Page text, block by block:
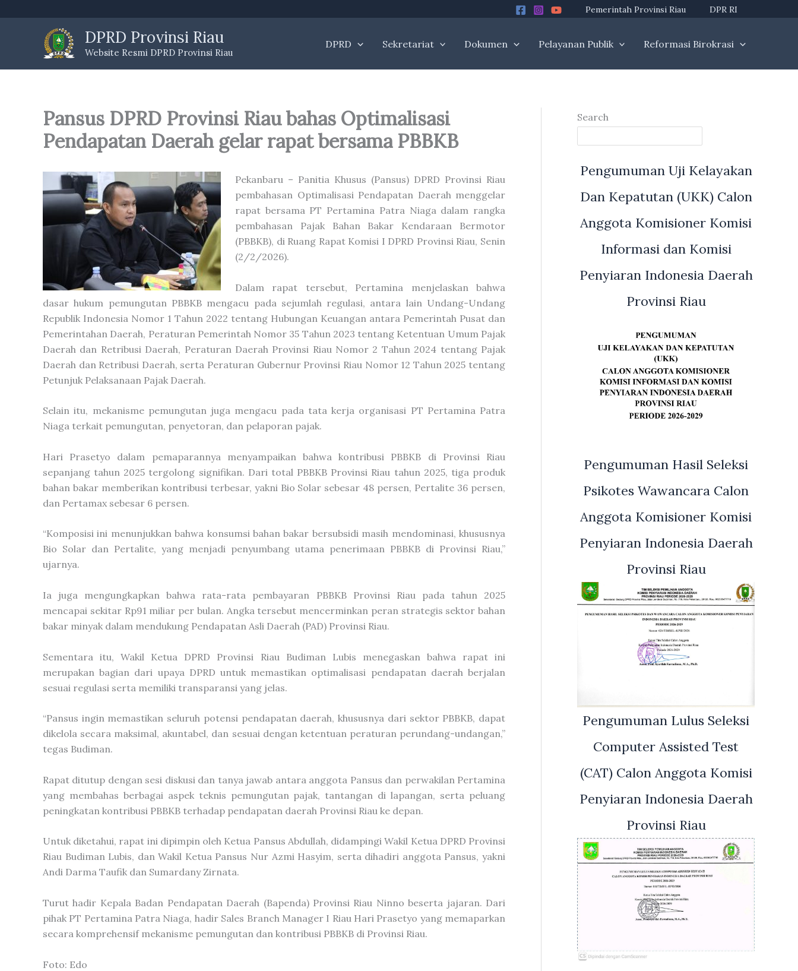
Pemerintah Provinsi Riau DPR RI
DPRD Provinsi Riau
Website Resmi DPRD Provinsi Riau
DPRD Sekretariat Dokumen Pelayanan Publik Reformasi Birokrasi
Pansus DPRD Provinsi Riau bahas Optimalisasi
Pendapatan Daerah gelar rapat bersama PBBKB
Pekanbaru – Panitia Khusus (Pansus) DPRD Provinsi Riau
pembahasan Optimalisasi Pendapatan Daerah menggelar
rapat bersama PT Pertamina Patra Niaga dalam rangka
pembahasan Pajak Bahan Bakar Kendaraan Bermotor
(PBBKB), di Ruang Rapat Komisi I DPRD Provinsi Riau, Senin
(2/2/2026).
Dalam rapat tersebut, Pertamina menjelaskan bahwa
dasar hukum pemungutan PBBKB mengacu pada sejumlah regulasi, antara lain Undang-Undang
Republik Indonesia Nomor 1 Tahun 2022 tentang Hubungan Keuangan antara Pemerintah Pusat dan
Pemerintahan Daerah, Peraturan Pemerintah Nomor 35 Tahun 2023 tentang Ketentuan Umum Pajak
Daerah dan Retribusi Daerah, Peraturan Daerah Provinsi Riau Nomor 2 Tahun 2024 tentang Pajak
Daerah dan Retribusi Daerah, serta Peraturan Gubernur Provinsi Riau Nomor 12 Tahun 2025 tentang
Petunjuk Pelaksanaan Pajak Daerah.
Selain itu, mekanisme pemungutan juga mengacu pada tata kerja organisasi PT Pertamina Patra
Niaga terkait pemungutan, penyetoran, dan pelaporan pajak.
Hari Prasetyo dalam pemaparannya menyampaikan bahwa kontribusi PBBKB di Provinsi Riau
sepanjang tahun 2025 tergolong signifikan. Dari total PBBKB Provinsi Riau tahun 2025, tiga produk
bahan bakar memberikan kontribusi terbesar, yakni Bio Solar sebesar 48 persen, Pertalite 36 persen,
dan Pertamax sebesar 6 persen.
“Komposisi ini menunjukkan bahwa konsumsi bahan bakar bersubsidi masih mendominasi, khususnya
Bio Solar dan Pertalite, yang menjadi penyumbang utama penerimaan PBBKB di Provinsi Riau,”
ujarnya.
Ia juga mengungkapkan bahwa rata-rata pembayaran PBBKB Provinsi Riau pada tahun 2025
mencapai sekitar Rp91 miliar per bulan. Angka tersebut mencerminkan peran strategis sektor bahan
bakar minyak dalam mendukung Pendapatan Asli Daerah (PAD) Provinsi Riau.
Sementara itu, Wakil Ketua DPRD Provinsi Riau Budiman Lubis menegaskan bahwa rapat ini
merupakan bagian dari upaya DPRD untuk memastikan optimalisasi pendapatan daerah berjalan
sesuai regulasi serta memiliki transparansi yang jelas.
“Pansus ingin memastikan seluruh potensi pendapatan daerah, khususnya dari sektor PBBKB, dapat
dikelola secara maksimal, akuntabel, dan sesuai dengan ketentuan peraturan perundang-undangan,”
tegas Budiman.
Rapat ditutup dengan sesi diskusi dan tanya jawab antara anggota Pansus dan perwakilan Pertamina
yang membahas berbagai aspek teknis pemungutan pajak, tantangan di lapangan, serta peluang
peningkatan kontribusi PBBKB terhadap pendapatan daerah Provinsi Riau ke depan.
Untuk diketahui, rapat ini dipimpin oleh Ketua Pansus Abdullah, didampingi Wakil Ketua DPRD Provinsi
Riau Budiman Lubis, dan Wakil Ketua Pansus Nur Azmi Hasyim, serta dihadiri anggota Pansus, yakni
Andi Darma Taufik dan Sumardany Zirnata.
Turut hadir Kepala Badan Pendapatan Daerah (Bapenda) Provinsi Riau Ninno beserta jajaran. Dari
pihak PT Pertamina Patra Niaga, hadir Sales Branch Manager I Riau Hari Prasetyo yang memaparkan
secara komprehensif mekanisme pemungutan dan kontribusi PBBKB di Provinsi Riau.
Foto: Edo
Search
Pengumuman Uji Kelayakan
Dan Kepatutan (UKK) Calon
Anggota Komisioner Komisi
Informasi dan Komisi
Penyiaran Indonesia Daerah
Provinsi Riau
Pengumuman Hasil Seleksi
Psikotes Wawancara Calon
Anggota Komisioner Komisi
Penyiaran Indonesia Daerah
Provinsi Riau
Pengumuman Lulus Seleksi
Computer Assisted Test
(CAT) Calon Anggota Komisi
Penyiaran Indonesia Daerah
Provinsi Riau